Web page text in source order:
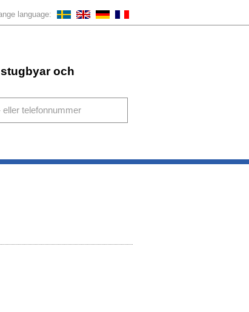
language:
och